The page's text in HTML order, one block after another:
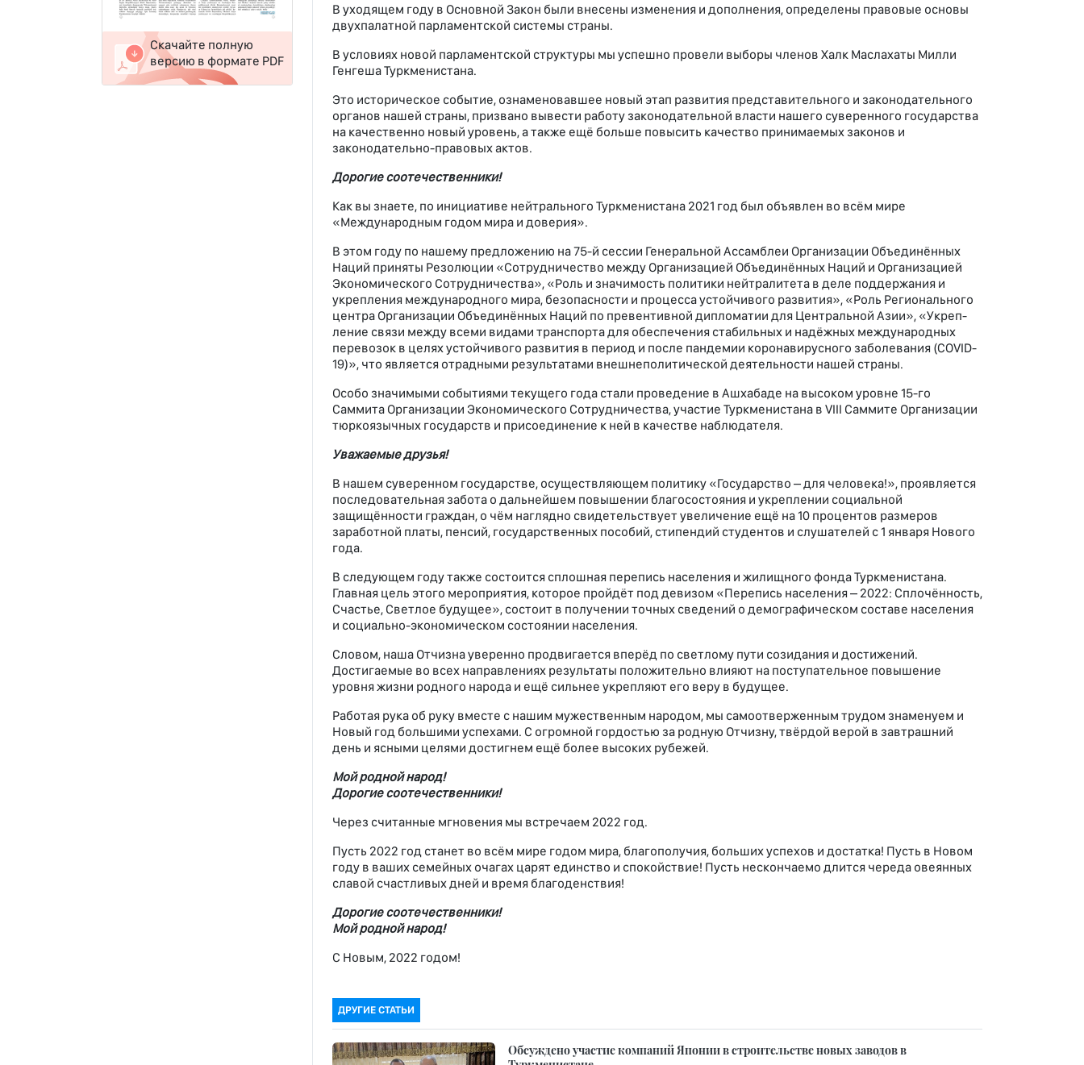
В уходящем году в Основной Закон были внесены изменения и дополнения, определены правовые основы
двухпалатной парламентской системы страны.
В условиях новой парламентской структуры мы успешно провели выборы членов Халк Маслахаты Милли
Генгеша Туркменистана.
Это историческое событие, ознаменовавшее новый этап развития представительного и законодательного
органов нашей страны, призвано вывести работу законодательной власти нашего суверенного государства
на качественно новый уровень, а также ещё больше повысить качество принимаемых законов и
законодательно-правовых актов.
Дорогие соотечественники!
Как вы знаете, по инициативе нейтрального Туркменистана 2021 год был объяв­лен во всём мире
«Международным годом мира и доверия».
В этом году по нашему предложению на 75-й сессии Генеральной Ассамблеи Организации Объединённых
Наций приняты Резолюции «Сотрудничество между Организацией Объединённых Наций и Организацией
Экономического Сотрудничества», «Роль и значимость политики нейтралитета в деле поддержания и
укрепления международного мира, безопасности и процесса устойчивого развития», «Роль Регионального
центра Организации Объединённых Наций по превентивной дипломатии для Центральной Азии», «Укреп­
ление связи между всеми видами транспорта для обеспечения стабильных и надёжных международных
перевозок в целях устойчивого развития в период и после пандемии коронавирусного заболевания (COVID-
19)», что является отрадными результатами внешнеполитической деятельности нашей страны.
Особо значимыми событиями текущего года стали проведение в Ашхабаде на высоком уровне 15-го
Саммита Организации Экономического Сотрудничества, участие Туркменистана в VIII Саммите Организации
тюркоязычных государств и присоединение к ней в качестве наблюдателя.
Уважаемые друзья!
В нашем суверенном государстве, осуществляющем политику «Государство – для человека!», проявляется
последовательная забота о дальнейшем повышении благосостояния и укреплении социальной
защищённости граждан, о чём наглядно свидетельствует увеличение ещё на 10 процентов размеров
заработной платы, пенсий, государственных пособий, стипендий студентов и слушателей с 1 января Нового
года.
В следующем году также состоится сплошная перепись населения и жилищного фонда Туркменистана.
Главная цель этого мероприятия, которое пройдёт под девизом «Перепись населения – 2022: Сплочённость,
Счастье, Светлое будущее», состоит в получении точных сведений о демографическом составе населения
и социально-экономическом сос­тоянии населения.
Словом, наша Отчизна уверенно продвигается вперёд по светлому пути созидания и достижений.
Достигаемые во всех направлениях результаты положительно влияют на поступательное повышение
уровня жизни родного народа и ещё сильнее укреп­ляют его веру в будущее.
Работая рука об руку вместе с нашим мужественным народом, мы самоотверженным трудом знаменуем и
Новый год большими успехами. С огромной гордостью за родную Отчизну, твёрдой верой в завтрашний
день и ясными целями достигнем ещё более высоких рубежей.
Мой родной народ!
Дорогие соотечественники!
Через считанные мгновения мы встречаем 2022 год.
Пусть 2022 год станет во всём мире годом мира, благополучия, больших успехов и достатка! Пусть в Новом
году в ваших семейных очагах царят единство и спокойствие! Пусть нескончаемо длится череда овеянных
славой счастливых дней и время благоденствия!
Дорогие соотечественники!
Мой родной народ!
С Новым, 2022 годом!
ДРУГИЕ СТАТЬИ
Обсуждено участие компаний Японии в строительстве новых заводов в
Скачайте полную
версию в формате PDF